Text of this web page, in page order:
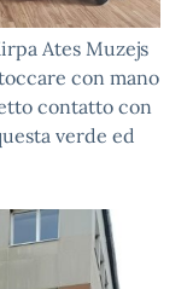
Ates Muzejs
con mano
contatto con
verde ed